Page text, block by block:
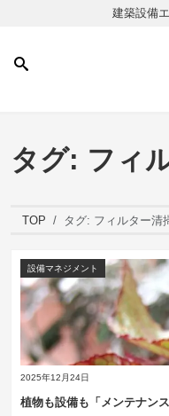
建築設備
タグ: フィ
TOP タグ: フィルター清
2025年12月24日
設備マネジメント
植物も設備も「メンテナン